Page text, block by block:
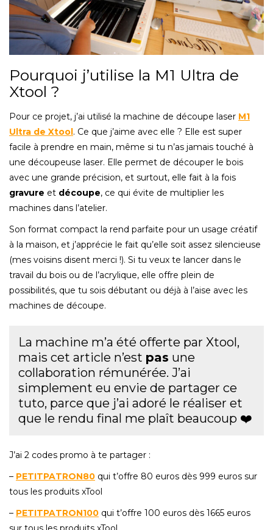
Pourquoi j’utilise la M1 Ultra de
Xtool ?
Pour ce projet, j’ai utilisé la machine de découpe laser M1
Ultra de Xtool. Ce que j’aime avec elle ? Elle est super
facile à prendre en main, même si tu n’as jamais touché à
une découpeuse laser. Elle permet de découper le bois
avec une grande précision, et surtout, elle fait à la fois
gravure et découpe, ce qui évite de multiplier les
machines dans l’atelier.
Son format compact la rend parfaite pour un usage créatif
à la maison, et j’apprécie le fait qu’elle soit assez silencieuse
(mes voisins disent merci !). Si tu veux te lancer dans le
travail du bois ou de l’acrylique, elle offre plein de
possibilités, que tu sois débutant ou déjà à l’aise avec les
machines de découpe.
La machine m’a été offerte par Xtool,
mais cet article n’est pas une
collaboration rémunérée. J’ai
simplement eu envie de partager ce
tuto, parce que j’ai adoré le réaliser et
que le rendu final me plaît beaucoup ❤️
J’ai 2 codes promo à te partager :
– PETITPATRON80 qui t’offre 80 euros dès 999 euros sur
tous les produits xTool
– PETITPATRON100 qui t’offre 100 euros dès 1665 euros